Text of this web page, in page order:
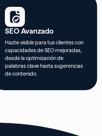
SEO Avanzado
Hazte visible para tus clientes con
capacidades de SEO mejoradas,
desde la optimización de
palabras clave hasta sugerencias
de contenido.